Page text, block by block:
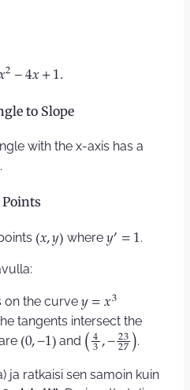
2 −4𝑥+1.
to Slope
with the x-axis has a
.
Points
(𝑥,𝑦) where 𝑦′ =1.
on the curve 𝑦= 𝑥3
tangents intersect the
(0,−1) and ( 4
3 ,− 23
27 ).
ja ratkaisi sen samoin kuin